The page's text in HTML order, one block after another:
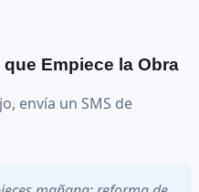
Empiece la Obra
envía un SMS de